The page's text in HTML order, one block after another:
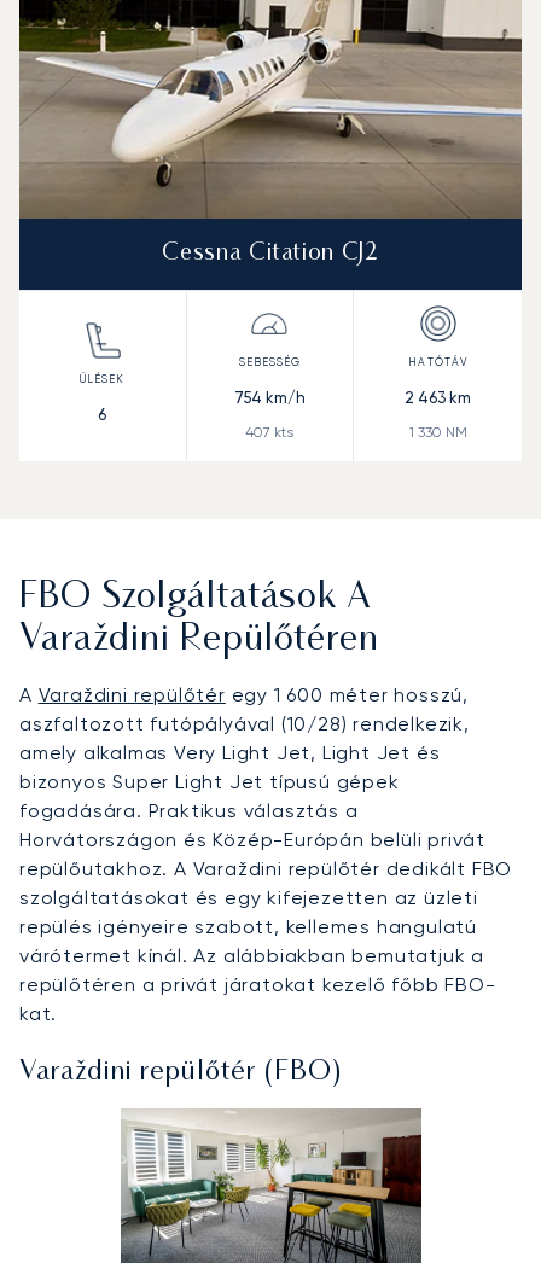
Cessna Citation CJ2
6
754 km/h
407 kts
2 463 km
1 330 NM
FBO Szolgáltatások A
Varaždini Repülőtéren
A Varaždini repülőtér egy 1 600 méter hosszú,
aszfaltozott futópályával (10/28) rendelkezik,
amely alkalmas Very Light Jet, Light Jet és
bizonyos Super Light Jet típusú gépek
fogadására. Praktikus választás a
Horvátországon és Közép-Európán belüli privát
repülőutakhoz. A Varaždini repülőtér dedikált FBO
szolgáltatásokat és egy kifejezetten az üzleti
repülés igényeire szabott, kellemes hangulatú
várótermet kínál. Az alábbiakban bemutatjuk a
repülőtéren a privát járatokat kezelő főbb FBO-
kat.
Varaždini repülőtér (FBO)